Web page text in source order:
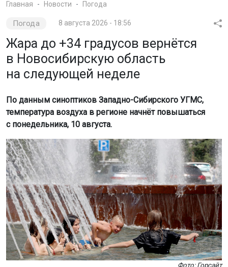
Главная Новости Погода
Погода 8 августа 2026 - 18:56
Жара до +34 градусов вернётся
в Новосибирскую область
на следующей неделе
По данным синоптиков Западно-Сибирского УГМС,
температура воздуха в регионе начнёт повышаться
с понедельника, 10 августа.
Фото: Горсайт